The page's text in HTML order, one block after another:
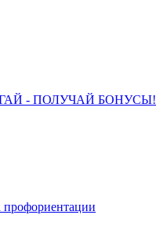
- ПОЛУЧАЙ БОНУСЫ!